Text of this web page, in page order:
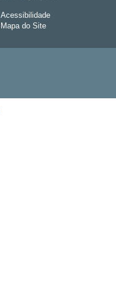
Acessibilidade
Mapa do Site